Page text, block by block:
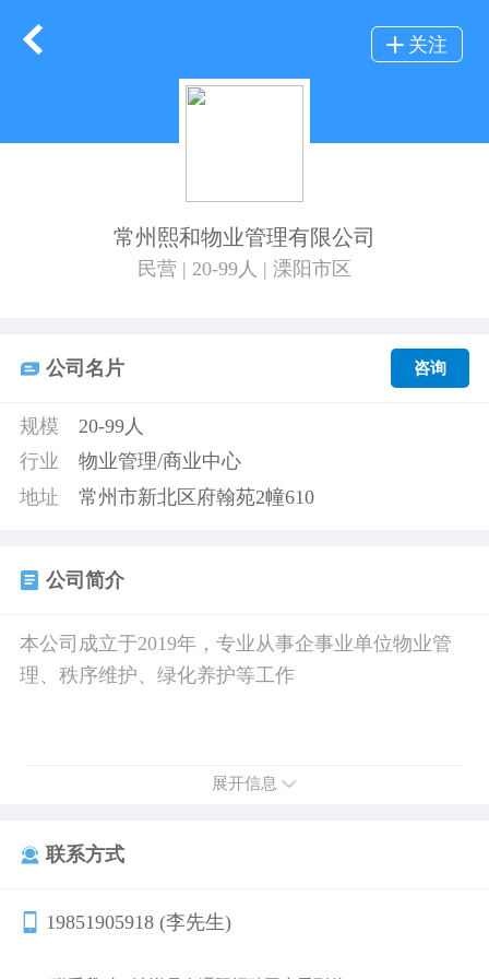
关注
常州熙和物业管理有限公司
民营 | 20-99人 | 溧阳市区
公司名片 咨询
规模
20-99人
行业
物业管理/商业中心
地址
常州市新北区府翰苑2幢610
公司简介
本公司成立于2019年，专业从事企事业单位物业管
理、秩序维护、绿化养护等工作
展开信息
联系方式
19851905918 (李先生)